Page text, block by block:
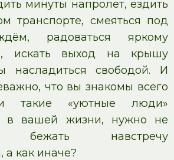
минуты напролет, ездить
транспорте, смеяться под
радоваться яркому
искать выход на крышу
насладиться свободой. И
что вы знакомы всего
такие «уютные люди»
в вашей жизни, нужно не
бежать навстречу
как иначе?